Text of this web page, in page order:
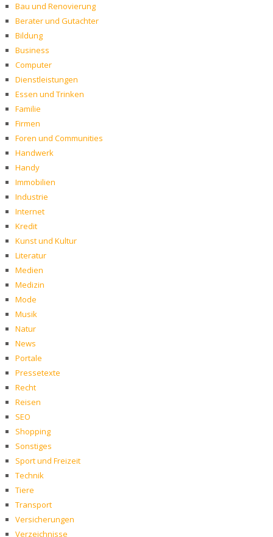
Bau und Renovierung
Berater und Gutachter
Bildung
Business
Computer
Dienstleistungen
Essen und Trinken
Familie
Firmen
Foren und Communities
Handwerk
Handy
Immobilien
Industrie
Internet
Kredit
Kunst und Kultur
Literatur
Medien
Medizin
Mode
Musik
Natur
News
Portale
Pressetexte
Recht
Reisen
SEO
Shopping
Sonstiges
Sport und Freizeit
Technik
Tiere
Transport
Versicherungen
Verzeichnisse